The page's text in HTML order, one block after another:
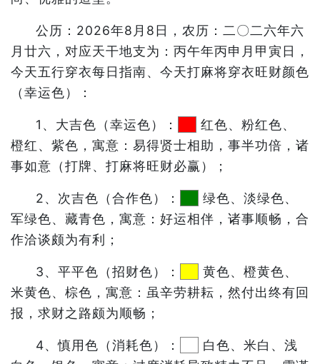
公历：2026年8月8日，农历：二〇二六年六
月廿六，对应天干地支为：丙午年丙申月甲寅日，
今天五行穿衣每日指南、今天打麻将穿衣旺财颜色
（幸运色）：
1、大吉色（幸运色）：
红色、粉红色、
橙红、紫色，寓意：易得贤士相助，事半功倍，诸
事如意（打牌、打麻将旺财必赢）；
2、次吉色（合作色）：
绿色、淡绿色、
军绿色、藏青色，寓意：好运相伴，诸事顺畅，合
作洽谈颇为有利；
3、平平色（招财色）：
黄色、橙黄色、
米黄色、棕色，寓意：虽辛劳耕耘，然付出终有回
报，求财之路颇为顺畅；
4、慎用色（消耗色）：
白色、米白、浅